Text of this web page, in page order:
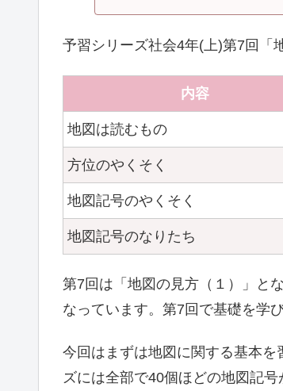
予習シリーズ社会4年(上)第7回「
内容
地図は読むもの
方位のやくそく
地図記号のやくそく
地図記号のなりたち
第7回は「地図の見方（１）」と
なっています。第7回で基礎を学
今回はまずは地図に関する基本
ズには全部で40個ほどの地図記号